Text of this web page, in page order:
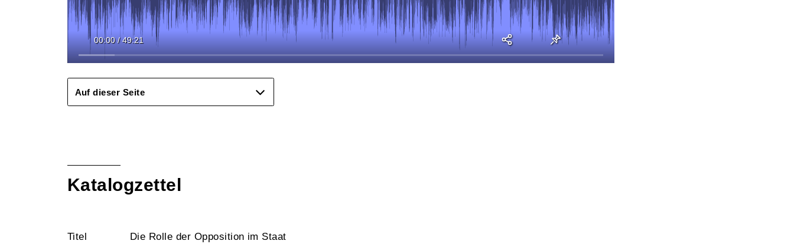
00:00 / 49:21
Auf dieser Seite
Katalogzettel
Titel Die Rolle der Opposition im Staat